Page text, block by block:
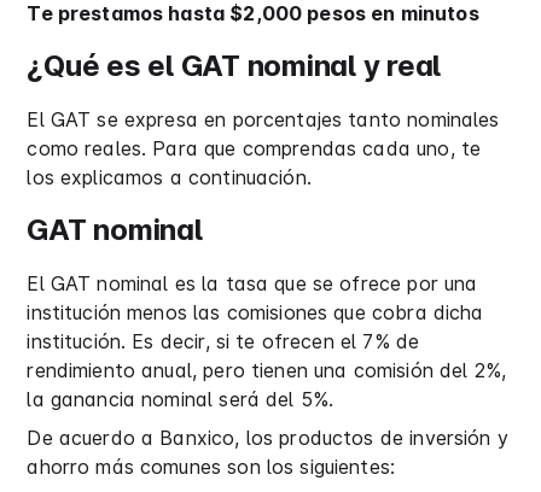
Te prestamos hasta $2,000 pesos en minutos
¿Qué es el GAT nominal y real
El GAT se expresa en porcentajes tanto nominales
como reales. Para que comprendas cada uno, te
los explicamos a continuación.
GAT nominal
El GAT nominal es la tasa que se ofrece por una
institución menos las comisiones que cobra dicha
institución. Es decir, si te ofrecen el 7% de
rendimiento anual, pero tienen una comisión del 2%,
la ganancia nominal será del 5%.
De acuerdo a Banxico, los productos de inversión y
ahorro más comunes son los siguientes: